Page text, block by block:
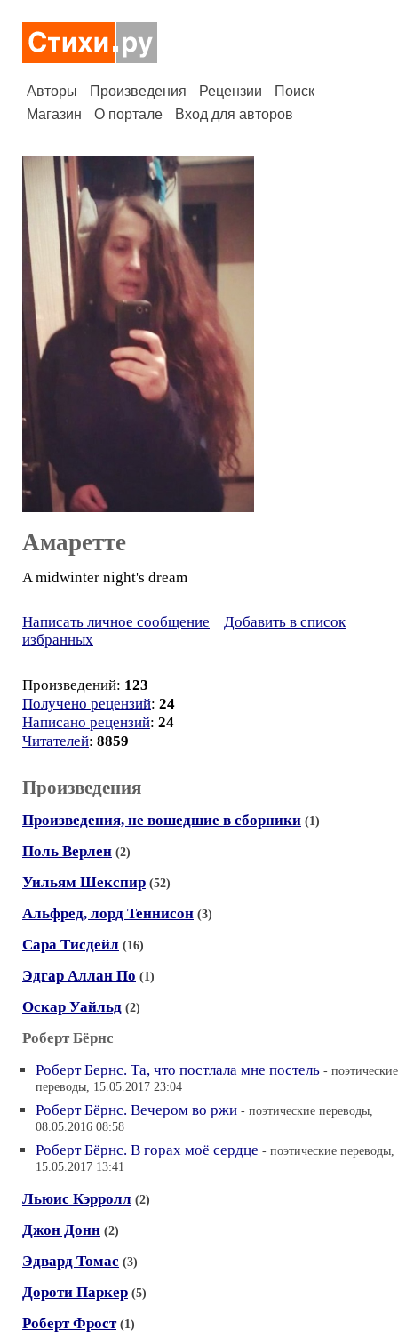
Авторы Произведения Рецензии
Поиск
Магазин
О портале Вход для авторов
Амаретте
A midwinter night's dream
Написать личное сообщение
Добавить в список
избранных
Произведений: 123
Получено рецензий: 24
Написано рецензий: 24
Читателей: 8859
Произведения
Произведения, не вошедшие в сборники (1)
Поль Верлен (2)
Уильям Шекспир (52)
Альфред, лорд Теннисон (3)
Сара Тисдейл (16)
Эдгар Аллан По (1)
Оскар Уайльд (2)
Роберт Бёрнс
Роберт Бернс. Та, что постлала мне постель - поэтические
переводы, 15.05.2017 23:04
Роберт Бёрнс. Вечером во ржи - поэтические переводы,
08.05.2016 08:58
Роберт Бёрнс. В горах моё сердце - поэтические переводы,
15.05.2017 13:41
Льюис Кэрролл (2)
Джон Донн (2)
Эдвард Томас (3)
Дороти Паркер (5)
Роберт Фрост (1)